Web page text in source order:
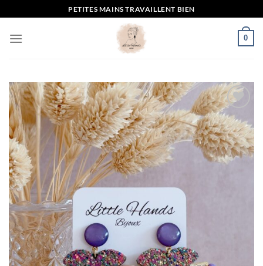
au
contenu
PETITES MAINS TRAVAILLENT BIEN
0
Mettre
en
favoris